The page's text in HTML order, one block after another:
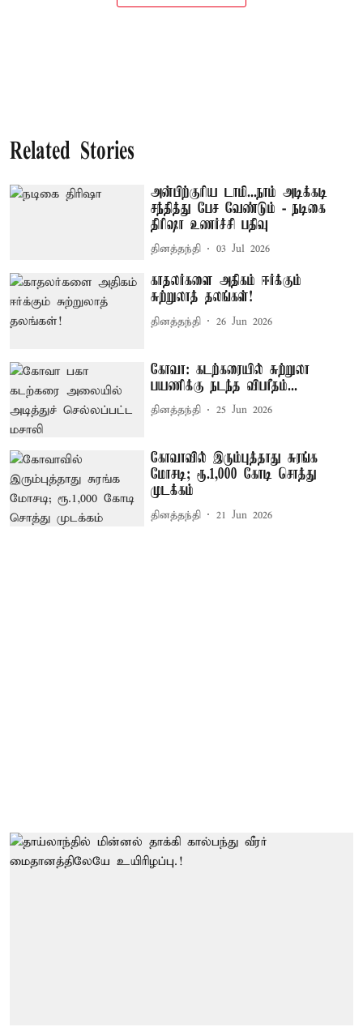
Related Stories
அன்பிற்குரிய டாமி...நாம் அடிக்கடி
சந்தித்து பேச வேண்டும் - நடிகை
திரிஷா உணர்ச்சி பதிவு
தினத்தந்தி 03 Jul 2026
காதலர்களை அதிகம் ஈர்க்கும்
சுற்றுலாத் தலங்கள்!
தினத்தந்தி 26 Jun 2026
கோவா: கடற்கரையில் சுற்றுலா
பயணிக்கு நடந்த விபரீதம்...
தினத்தந்தி 25 Jun 2026
கோவாவில் இரும்புத்தாது சுரங்க
மோசடி; ரூ.1,000 கோடி சொத்து
முடக்கம்
தினத்தந்தி 21 Jun 2026